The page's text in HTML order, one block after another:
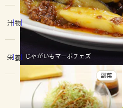
コンテンツ
レシピ
トーク
よくあるお問い合わせ
ピーマン
みょうが
汁物
栄養 じゃがいもマーボチェズ
副菜